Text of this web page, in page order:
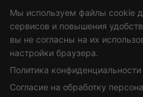
Мы используем файлы cookie
сервисов и повышения
вы не согласны на их
настройки браузера.
Политика конфиденциальности
Согласие на обработку